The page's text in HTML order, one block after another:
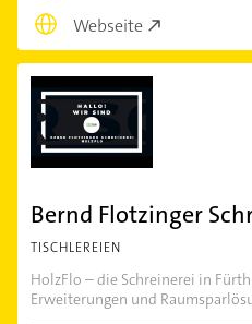
Webseite
Bernd Flotzinger
TISCHLEREIEN
HolzFlo – die Schreinerei in
Erweiterungen und